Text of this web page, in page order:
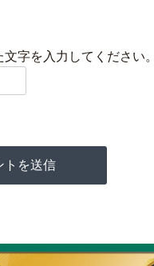
文字を入力してください。